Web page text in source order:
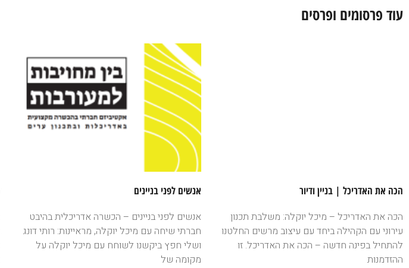
עוד פרסומים ופרסים
הכה את האדריכל | בניין ודיור
הכה את האדריכל – מיכל יוקלה: משלבת תכנון
עירוני עם הקהילה ביחד עם עיצוב מרשים החלטנו
להתחיל בפינה חדשה – הכה את האדריכל. זו
ההזדמנות
אנשים לפני בניינים
אנשים לפני בניינים – הכשרה אדריכלית בהיבט
חברתי שיחה עם מיכל יוקלה, מראיינות: רותי דונג
ושלי חפץ ביקשנו לשוחח עם מיכל יוקלה על
מקומה של